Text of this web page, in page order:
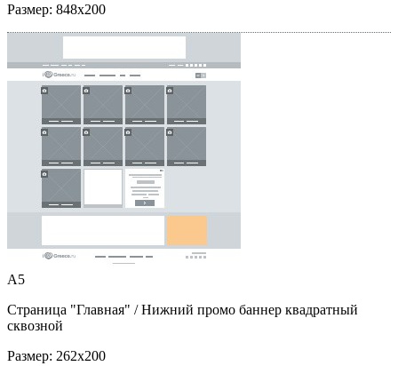
Размер: 848x200
A5
Страница "Главная" / Нижний промо баннер квадратный
сквозной
Размер: 262x200